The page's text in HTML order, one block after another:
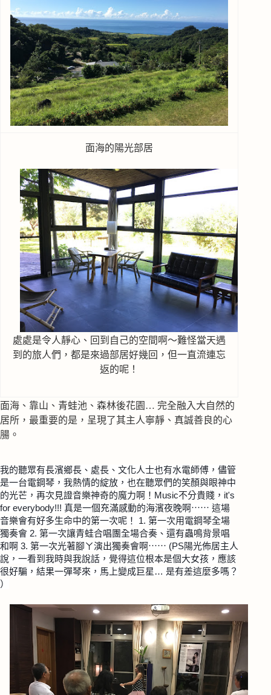
面海的陽光部居
處處是令人靜心、回到自己的空間啊～難怪當天遇
到的旅人們，都是來過部居好幾回，但一直流連忘
返的呢！
面海、靠山、青蛙池、森林後花園… 完全融入大自然的
居所，最重要的是，呈現了其主人寧靜、真誠善良的心
腸。
我的聽眾有長濱鄉長、處長、文化人士也有水電師傅，儘管
是一台電鋼琴，我熱情的綻放，也在聽眾們的笑顏與眼神中
的光芒，再次見證音樂神奇的魔力啊！Music不分貴賤，it's
for everybody!!! 真是一個充滿感動的海濱夜晚啊⋯⋯ 這場
音樂會有好多生命中的第一次呢！ 1. 第一次用電鋼琴全場
獨奏會 2. 第一次讓青蛙合唱團全場合奏、還有蟲鳴背景唱
和啊 3. 第一次光著腳ㄚ演出獨奏會啊⋯⋯ (PS陽光佈居主人
說，一看到我時與我說話，覺得這位根本是個大女孩，應該
很好騙，結果一彈琴來，馬上變成巨星… 是有差這麼多嗎？
）